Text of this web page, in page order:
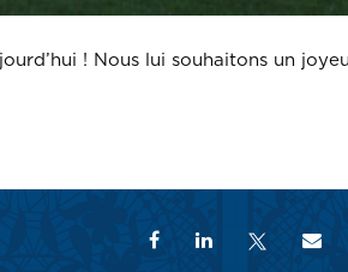
! Nous lui souhaitons un